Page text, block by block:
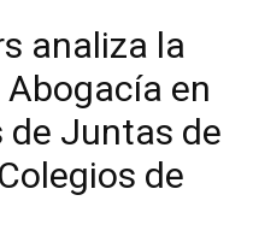
analiza la
en
de Juntas de
de